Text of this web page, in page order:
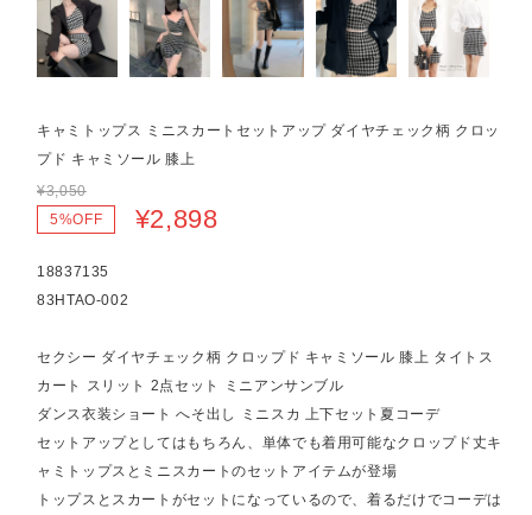
キャミトップス ミニスカートセットアップ ダイヤチェック柄 クロッ
プド キャミソール 膝上
¥3,050
5%OFF
¥2,898
18837135
83HTAO-002
セクシー ダイヤチェック柄 クロップド キャミソール 膝上 タイトス
カート スリット 2点セット ミニアンサンブル
ダンス衣装ショート へそ出し ミニスカ 上下セット夏コーデ
セットアップとしてはもちろん、単体でも着用可能なクロップド丈キ
ャミトップスとミニスカートのセットアイテムが登場
トップスとスカートがセットになっているので、着るだけでコーデは